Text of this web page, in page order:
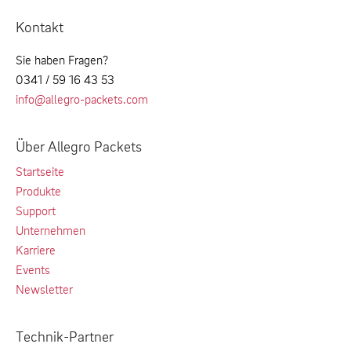
Kontakt
Sie haben Fragen?
0341 / 59 16 43 53
info@allegro-packets.com
Über Allegro Packets
Startseite
Produkte
Support
Unternehmen
Karriere
Events
Newsletter
Technik-Partner